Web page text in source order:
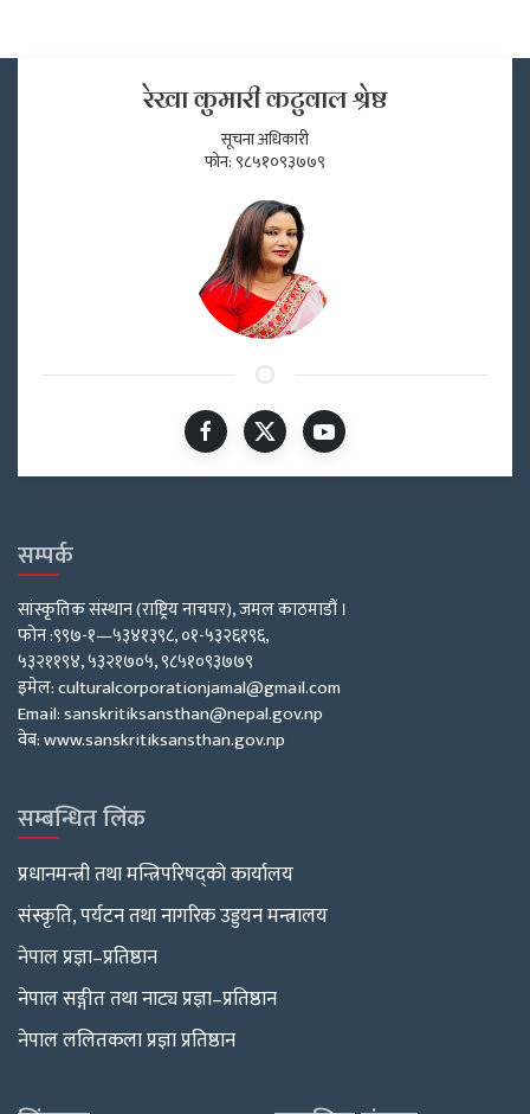
रेखा कुमारी कटुवाल श्रेष्ठ
सूचना अधिकारी
फोन: ९८५१०९३७७९
सम्पर्क
सांस्कृतिक संस्थान (राष्ट्रिय नाचघर), जमल काठमाडौं ।
फोन :९९७-१—५३४१३९८, ०१-५३२६१९६,
५३२११९४, ५३२१७०५, ९८५१०९३७७९
इमेल: culturalcorporationjamal@gmail.com
Email: sanskritiksansthan@nepal.gov.np
वेब: www.sanskritiksansthan.gov.np
सम्बन्धित लिंक
प्रधानमन्त्री तथा मन्त्रिपरिषद्को कार्यालय
संस्कृति, पर्यटन तथा नागरिक उड्डयन मन्त्रालय
नेपाल प्रज्ञा–प्रतिष्ठान
नेपाल सङ्गीत तथा नाट्य प्रज्ञा–प्रतिष्ठान
नेपाल ललितकला प्रज्ञा प्रतिष्ठान